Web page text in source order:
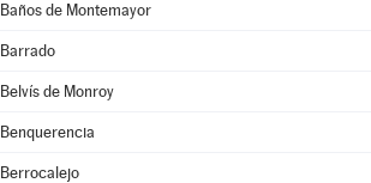
Baños de Montemayor
Barrado
Belvís de Monroy
Benquerencia
Berrocalejo